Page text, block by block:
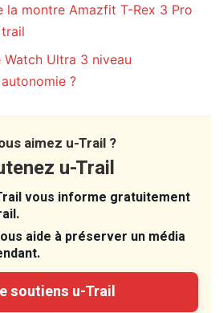
la montre Amazfit T-Rex 3 Pro
Watch Ultra 3 niveau
?
aimez u-Trail ?
u-Trail
vous informe gratuitement
aide à préserver un média
soutiens u-Trail